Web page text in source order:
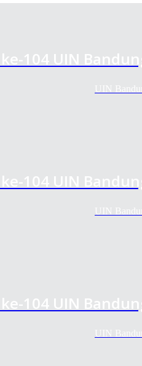
104 UIN
UIN
104 UIN
UIN
104 UIN
UIN